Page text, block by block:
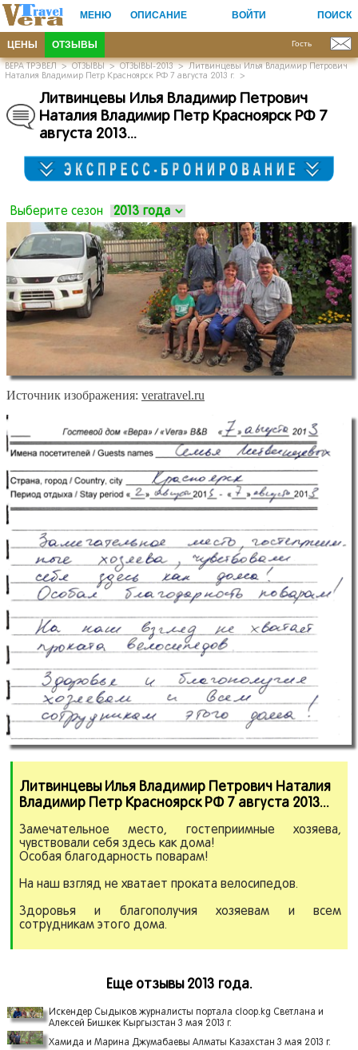
МЕНЮ ОПИСАНИЕ ВОЙТИ ПОИСК
ЦЕНЫ ОТЗЫВЫ Гость
ВЕРА ТРЭВЕЛ>ОТЗЫВЫ>ОТЗЫВЫ-2013>Литвинцевы Илья Владимир Петрович
Наталия Владимир Петр Красноярск РФ 7 августа 2013 г. >
Литвинцевы Илья Владимир Петрович
Наталия Владимир Петр Красноярск РФ 7
августа 2013...
Выберите сезон
Источник изображения: veratravel.ru
Литвинцевы Илья Владимир Петрович Наталия
Владимир Петр Красноярск РФ 7 августа 2013...
Замечательное место, гостеприимные хозяева,
чувствовали себя здесь как дома!
Особая благодарность поварам!
На наш взгляд не хватает проката велосипедов.
Здоровья и благополучия хозяевам и всем
сотрудникам этого дома.
Еще отзывы 2013 года.
Искендер Сыдыков журналисты портала cloop.kg Светлана и
Алексей Бишкек Кыргызстан 3 мая 2013 г.
Хамида и Марина Джумабаевы Алматы Казахстан 3 мая 2013 г.